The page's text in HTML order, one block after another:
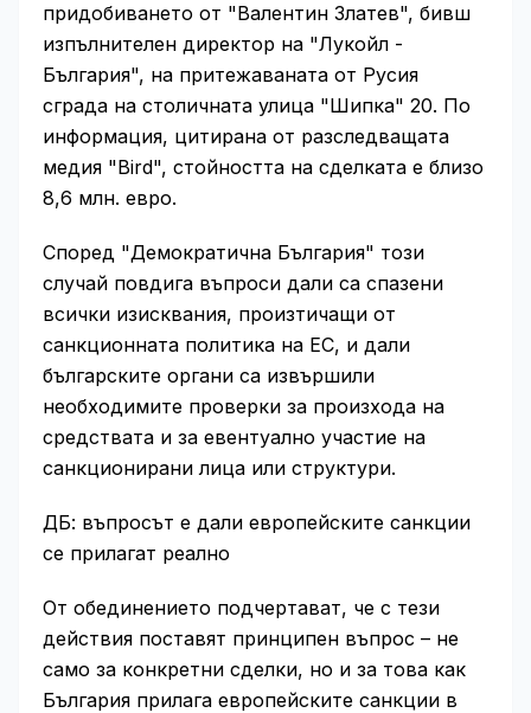
придобиването от "Валентин Златев", бивш
изпълнителен директор на "Лукойл -
България", на притежаваната от Русия
сграда на столичната улица "Шипка" 20. По
информация, цитирана от разследващата
медия "Bird", стойността на сделката е близо
8,6 млн. евро.
Според "Демократична България" този
случай повдига въпроси дали са спазени
всички изисквания, произтичащи от
санкционната политика на ЕС, и дали
българските органи са извършили
необходимите проверки за произхода на
средствата и за евентуално участие на
санкционирани лица или структури.
ДБ: въпросът е дали европейските санкции
се прилагат реално
От обединението подчертават, че с тези
действия поставят принципен въпрос – не
само за конкретни сделки, но и за това как
България прилага европейските санкции в